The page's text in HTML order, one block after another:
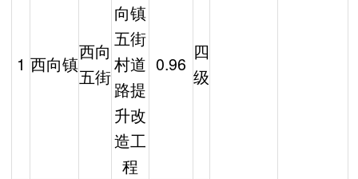
1 西向镇
西向
五街
向镇
五街
村道
路提
升改
造工
程
0.96
四
级